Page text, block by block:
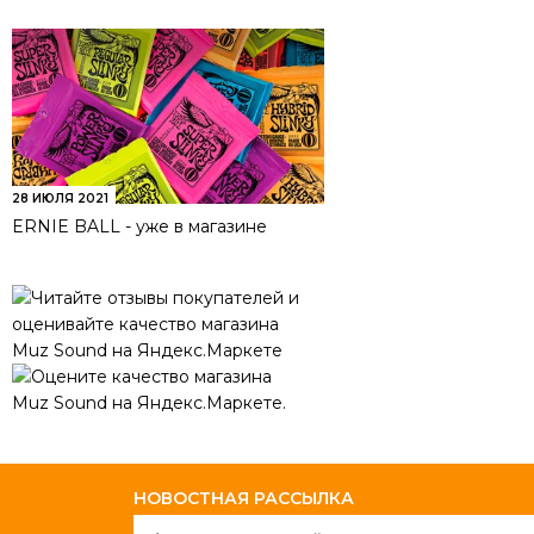
28 ИЮЛЯ 2021
ERNIE BALL - уже в магазине
НОВОСТНАЯ РАССЫЛКА